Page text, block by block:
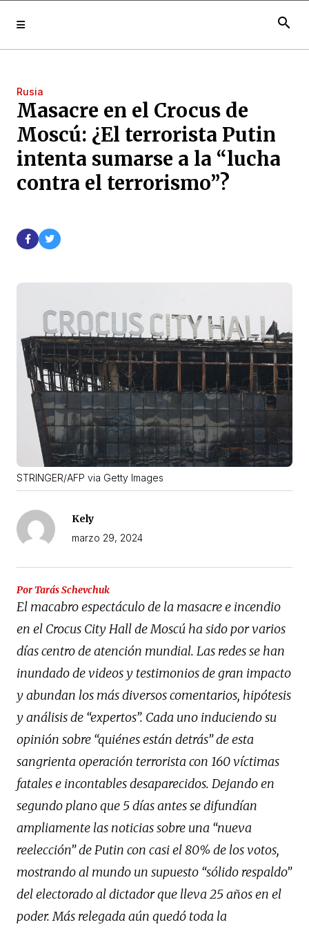
search
Rusia
Masacre en el Crocus de
Moscú: ¿El terrorista Putin
intenta sumarse a la “lucha
contra el terrorismo”?
STRINGER/AFP via Getty Images
Kely
marzo 29, 2024
Por Tarás Schevchuk
El macabro espectáculo de la masacre e incendio
en el Crocus City Hall de Moscú ha sido por varios
días centro de atención mundial. Las redes se han
inundado de videos y testimonios de gran impacto
y abundan los más diversos comentarios, hipótesis
y análisis de “expertos”. Cada uno induciendo su
opinión sobre “quiénes están detrás” de esta
sangrienta operación terrorista con 160 víctimas
fatales e incontables desaparecidos. Dejando en
segundo plano que 5 días antes se difundían
ampliamente las noticias sobre una “nueva
reelección” de Putin con casi el 80% de los votos,
mostrando al mundo un supuesto “sólido respaldo”
del electorado al dictador que lleva 25 años en el
poder. Más relegada aún quedó toda la